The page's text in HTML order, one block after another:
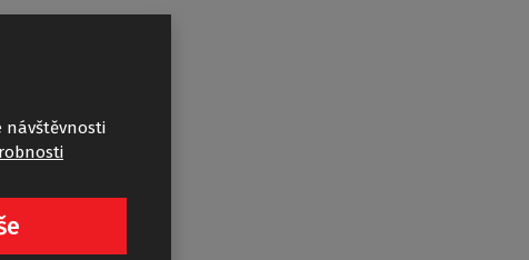
návštěvnosti